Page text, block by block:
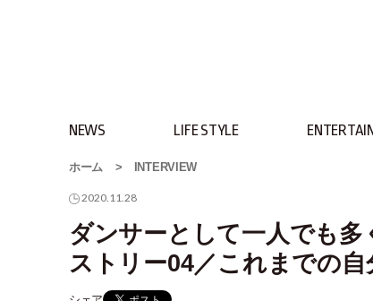
NEWS LIFE STYLE
ホーム > INTERVIEW
2020.11.28
ダンサーとして一人でも
ストリー04／これまでの